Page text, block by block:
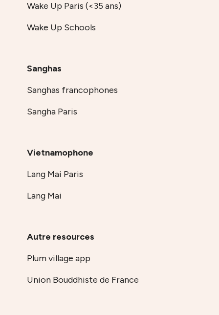
Wake Up Paris (<35 ans)
Wake Up Schools
Sanghas
Sanghas francophones
Sangha Paris
Vietnamophone
Lang Mai Paris
Lang Mai
Autre resources
Plum village app
Union Bouddhiste de France